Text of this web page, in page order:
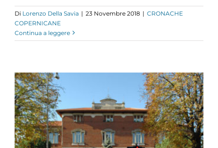
Di Lorenzo Della Savia | 23 Novembre 2018 | CRONACHE
COPERNICANE
Continua a leggere